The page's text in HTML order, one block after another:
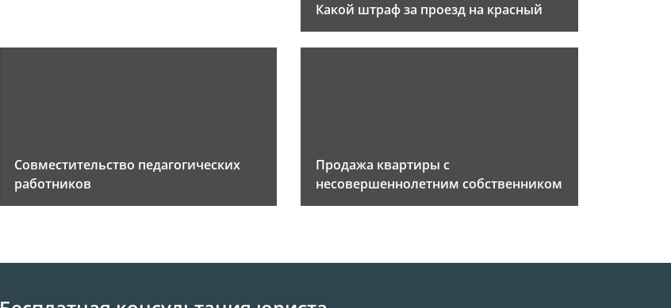
Какой штраф за проезд на красный
Совместительство педагогических
работников
Продажа квартиры с
несовершеннолетним собственником